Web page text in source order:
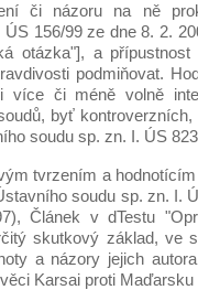
či názoru na ně
156/99 ze dne 8. 2.
otázka"], a
podmiňovat.
více či méně volně
byť
soudu sp. zn. I. ÚS
tvrzením a
soudu sp. zn. I.
Článek v dTestu
skutkový základ, ve
a názory jejich
Karsai proti